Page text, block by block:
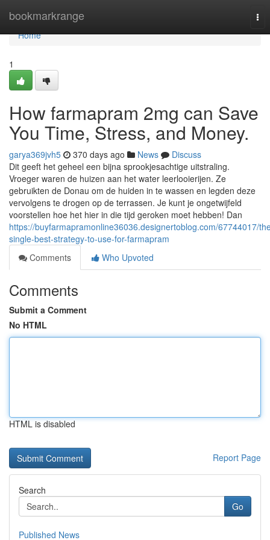
bookmarkrange
Home
Home
1
How farmapram 2mg can Save
You Time, Stress, and Money.
garya369jvh5 370 days ago News
Discuss
Dit geeft het geheel een bijna sprookjesachtige uitstraling.
Vroeger waren de huizen aan het water leerlooierijen. Ze
gebruikten de Donau om de huiden in te wassen en legden deze
vervolgens te drogen op de terrassen. Je kunt je ongetwijfeld
voorstellen hoe het hier in die tijd geroken moet hebben! Dan
https://buyfarmapramonline36036.designertoblog.com/67744017/
single-best-strategy-to-use-for-farmapram
Comments
Who Upvoted
Comments
Submit a Comment
No HTML
HTML is disabled
Report Page
Search
Go
Published News